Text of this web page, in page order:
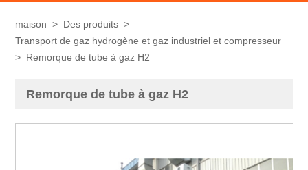
maison > Des produits >
Transport de gaz hydrogène et gaz industriel et compresseur
> Remorque de tube à gaz H2
Remorque de tube à gaz H2